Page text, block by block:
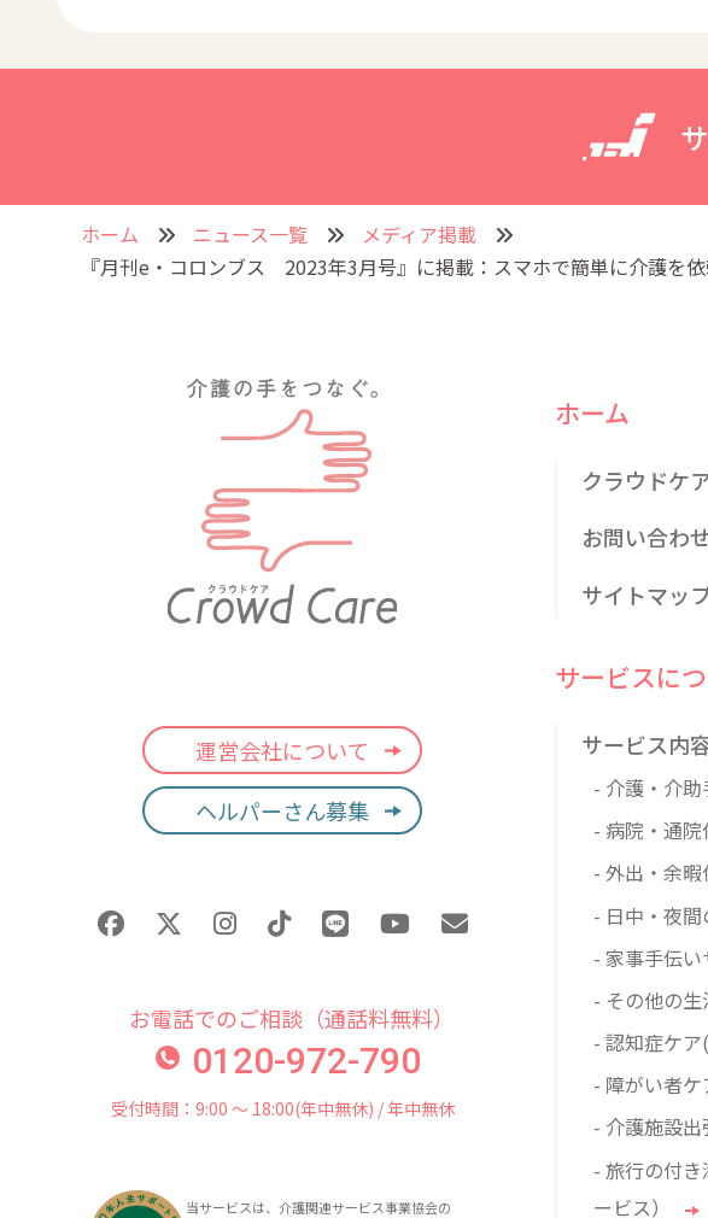
ホーム ニュース一覧
メディア掲載
『月刊e・コロンブス 2023年3月号』に掲載：スマホで簡単に介護を
運営会社について
ヘルパーさん募集
お電話でのご相談（通話料無料）
0120-972-790
受付時間：9:00 〜 18:00(年中無休) / 年中無休
当サービスは、介護関連サービス事業協会の
ホーム
クラウドケ
お問い合わ
サイトマッ
サービスに
サービス内
- 介護・介
- 病院・通
- 外出・余
- 日中・夜
- 家事手伝
- その他の
- 認知症ケア
- 障がい者
- 介護施設出
- 旅行の付
ービス）